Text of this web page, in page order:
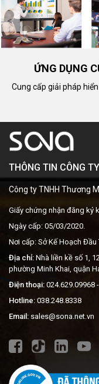
<
ỨNG DỤNG
Cung cấp giải pháp
THÔNG TIN CÔNG TY
Công ty TNHH Thương
Giấy chứng nhận đăng ký
Ngày cấp: 05/03/2020.
Nơi cấp: Sở Kế Hoạch Đầu
Địa chỉ: Nhà liền kề số 1,
phường Minh Khai, quận
Điện thoại: 024.629.09968
Hotline: 038.248.8338
Email: sales@sona.net.vn